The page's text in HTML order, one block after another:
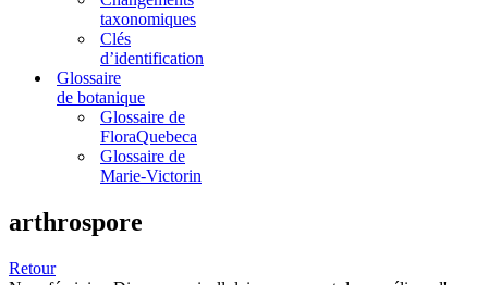
taxonomiques
Clés
d’identification
Glossaire
de botanique
Glossaire de
FloraQuebeca
Glossaire de
Marie-Victorin
arthrospore
Retour